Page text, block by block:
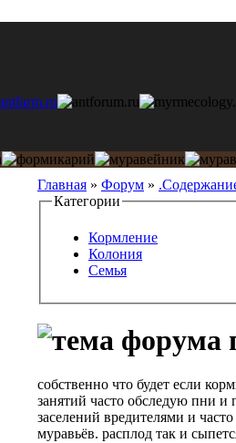
Главная » Форум »
Категории
Кормление
Колония
Семья
собственно что будет если
занятий часто обследую пни
заселений вредителями и
муравьёв. расплод так и